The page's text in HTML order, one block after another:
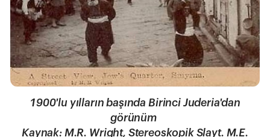
1900'lu yılların başında Birinci Juderia'dan
görünüm
Kaynak: M.R. Wright, Stereoskopik Slayt. M.E.